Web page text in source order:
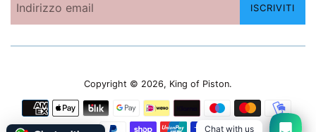
ISCRIVITI
Copyright © 2026, King of Piston.
Modalità
di
Chat with us